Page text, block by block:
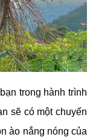
trong hành trình
sẽ có một chuyến
ào nắng nóng của